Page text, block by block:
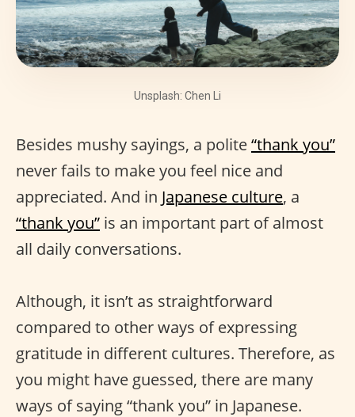
Unsplash: Chen Li
Besides mushy sayings, a polite“thank you”
never fails to make you feel nice and
appreciated. And in Japanese culture, a
“thank you” is an important part of almost
all daily conversations.
Although, it isn’t as straightforward
compared to other ways of expressing
gratitude in different cultures. Therefore, as
you might have guessed, there are many
ways of saying “thank you” in Japanese.